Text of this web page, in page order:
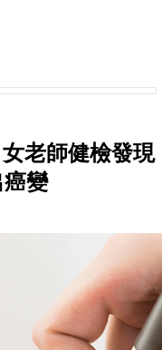
老師健檢發現
變